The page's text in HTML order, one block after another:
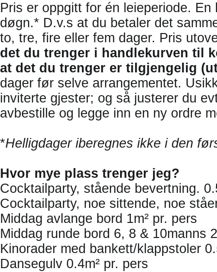
Pris er oppgitt for én leieperiode.
døgn.* D.v.s at du betaler det
to, tre, fire eller fem dager. Pris
det du trenger i handlekurven til
at det du trenger er tilgjengelig
dager før selve arrangementet.
inviterte gjester; og så justerer du
avbestille og legge inn en ny ordre
*Helligdager iberegnes ikke i den
Hvor mye plass trenger jeg?
Cocktailparty, stående bevertning.
Cocktailparty, noe sittende, noe
Middag avlange bord 1m² pr. pers
Middag runde bord 6, 8 & 10manns
Kinorader med bankett/klappstoler
Dansegulv 0.4m² pr. pers